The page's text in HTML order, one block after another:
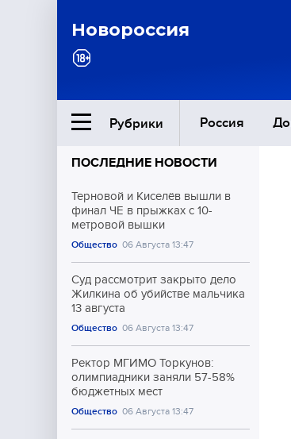
Новороссия
Рубрики Россия
Ближний Восток
Общество
Культура
ПОСЛЕДНИЕ НОВОСТИ
Терновой и Киселёв вышли в
финал ЧЕ в прыжках с 10-
метровой вышки
Общество 06 Августа 13:47
Суд рассмотрит закрыто дело
Жилкина об убийстве мальчика
13 августа
Общество 06 Августа 13:47
Ректор МГИМО Торкунов:
олимпиадники заняли 57-58%
бюджетных мест
Общество 06 Августа 13:47